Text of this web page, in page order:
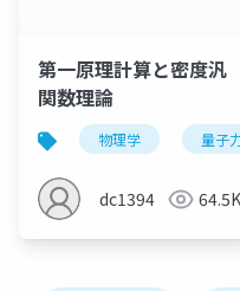
第一原理計算と密度汎
関数理論
物理学 量子力
dc1394 64.5K